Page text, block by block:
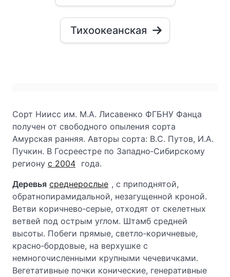
Тихоокеанская
Сорт Ниисс им. М.А. Лисавенко ФГБНУ Фанца
получен от свободного опыления сорта
Амурская ранняя. Авторы сорта: В.С. Путов, И.А.
Пучкин. В Госреестре по Западно‑Сибирскому
региону с 2004 года.
Деревья среднерослые , с приподнятой,
обратнопирамидальной, незагущенной кроной.
Ветви коричнево‑серые, отходят от скелетных
ветвей под острым углом. Штамб средней
высоты. Побеги прямые, светло‑коричневые,
красно‑бордовые, на верхушке с
немногочисленными крупными чечевичками.
Вегетативные почки конические, генеративные